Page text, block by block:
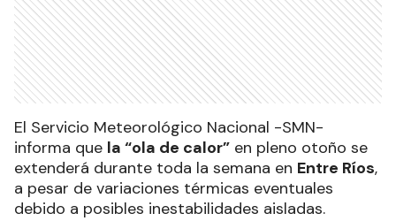
El Servicio Meteorológico Nacional -SMN-
informa que la “ola de calor” en pleno otoño se
extenderá durante toda la semana en Entre Ríos,
a pesar de variaciones térmicas eventuales
debido a posibles inestabilidades aisladas.